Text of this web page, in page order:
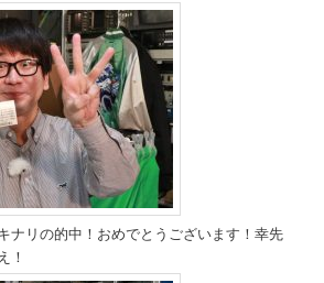
ナリの的中！おめでとうございます！幸先
！